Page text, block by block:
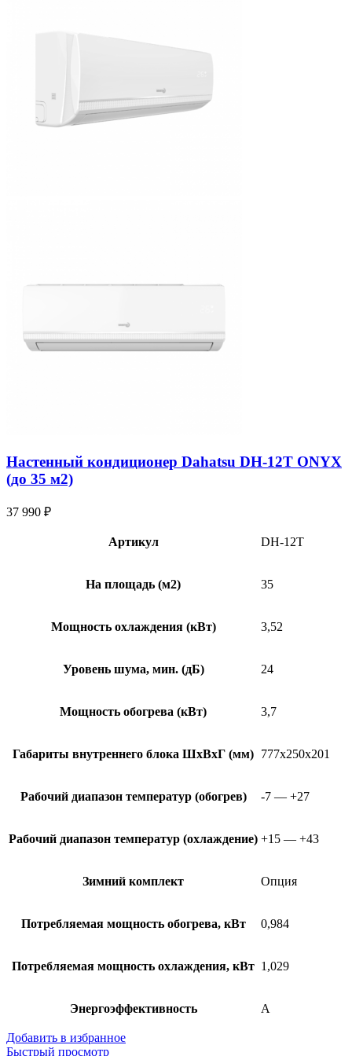
Настенный кондиционер Dahatsu DH-12T ONYX
(до 35 м2)
37 990 ₽
Артикул DH-12T
На площадь (м2) 35
Мощность охлаждения (кВт) 3,52
Уровень шума, мин. (дБ) 24
Мощность обогрева (кВт) 3,7
Габариты внутреннего блока ШхВхГ (мм) 777x250x201
Рабочий диапазон температур (обогрев) -7 — +27
Рабочий диапазон температур (охлаждение) +15 — +43
Зимний комплект Опция
Потребляемая мощность обогрева, кВт 0,984
Потребляемая мощность охлаждения, кВт 1,029
Энергоэффективность A
Добавить в избранное
Быстрый просмотр